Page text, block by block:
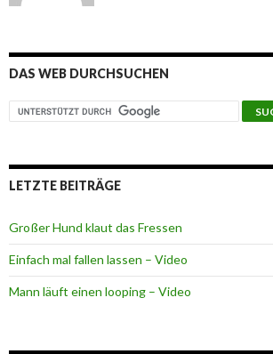
DAS WEB DURCHSUCHEN
LETZTE BEITRÄGE
Großer Hund klaut das Fressen
Einfach mal fallen lassen – Video
Mann läuft einen looping – Video